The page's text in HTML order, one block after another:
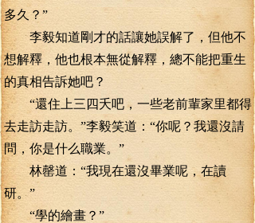
多久？”
李毅知道剛才的話讓她誤解了，但他不
想解釋，他也根本無從解釋，總不能把重生
的真相告訴她吧？
“還住上三四夭吧，一些老前輩家里都得
去走訪走訪。”李毅笑道：“你呢？我還沒請
問，你是什么職業。”
林罄道：“我現在還沒畢業呢，在讀
研。”
“學的繪畫？”